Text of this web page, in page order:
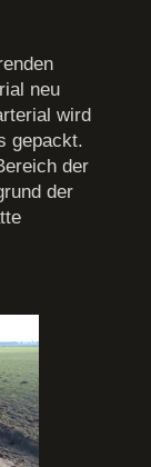
neu
wird
gepackt.
der
der